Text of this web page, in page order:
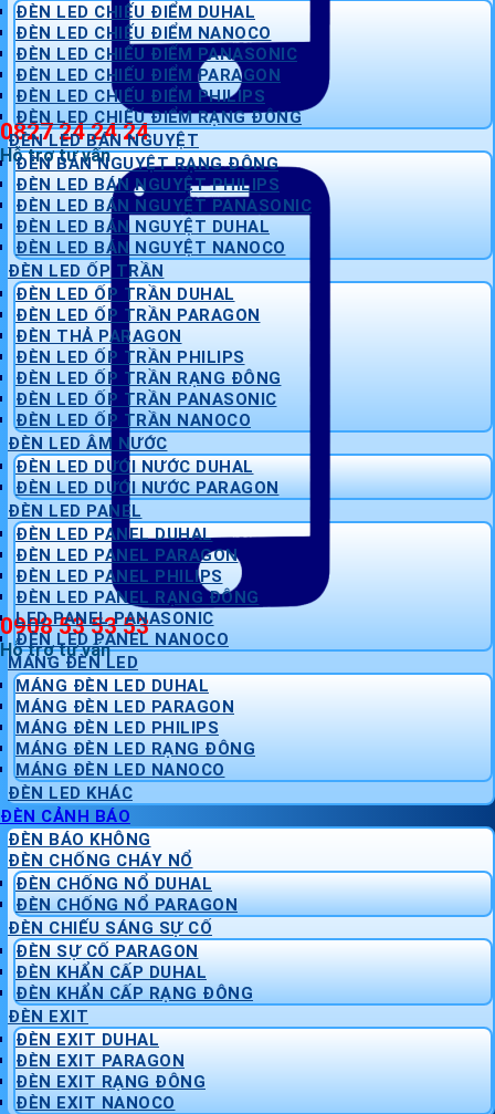
0827 24 24 24
Hỗ trợ tư vấn
0908 53 53 53
Hỗ trợ tư vấn
ĐÈN LED CHIẾU ĐIỂM DUHAL
ĐÈN LED CHIẾU ĐIỂM NANOCO
ĐÈN LED CHIẾU ĐIỂM PANASONIC
ĐÈN LED CHIẾU ĐIỂM PARAGON
ĐÈN LED CHIẾU ĐIỂM PHILIPS
ĐÈN LED CHIẾU ĐIỂM RẠNG ĐÔNG
ĐÈN LED BÁN NGUYỆT
ĐÈN BÁN NGUYỆT RẠNG ĐÔNG
ĐÈN LED BÁN NGUYỆT PHILIPS
ĐÈN LED BÁN NGUYỆT PANASONIC
ĐÈN LED BÁN NGUYỆT DUHAL
ĐÈN LED BÁN NGUYỆT NANOCO
ĐÈN LED ỐP TRẦN
ĐÈN LED ỐP TRẦN DUHAL
ĐÈN LED ỐP TRẦN PARAGON
ĐÈN THẢ PARAGON
ĐÈN LED ỐP TRẦN PHILIPS
ĐÈN LED ỐP TRẦN RẠNG ĐÔNG
ĐÈN LED ỐP TRẦN PANASONIC
ĐÈN LED ỐP TRẦN NANOCO
ĐÈN LED ÂM NƯỚC
ĐÈN LED DƯỚI NƯỚC DUHAL
ĐÈN LED DƯỚI NƯỚC PARAGON
ĐÈN LED PANEL
ĐÈN LED PANEL DUHAL
ĐÈN LED PANEL PARAGON
ĐÈN LED PANEL PHILIPS
ĐÈN LED PANEL RẠNG ĐÔNG
LED PANEL PANASONIC
ĐÈN LED PANEL NANOCO
MÁNG ĐÈN LED
MÁNG ĐÈN LED DUHAL
MÁNG ĐÈN LED PARAGON
MÁNG ĐÈN LED PHILIPS
MÁNG ĐÈN LED RẠNG ĐÔNG
MÁNG ĐÈN LED NANOCO
ĐÈN LED KHÁC
ĐÈN CẢNH BÁO
ĐÈN BÁO KHÔNG
ĐÈN CHỐNG CHÁY NỔ
ĐÈN CHỐNG NỔ DUHAL
ĐÈN CHỐNG NỔ PARAGON
ĐÈN CHIẾU SÁNG SỰ CỐ
ĐÈN SỰ CỐ PARAGON
ĐÈN KHẨN CẤP DUHAL
ĐÈN KHẨN CẤP RẠNG ĐÔNG
ĐÈN EXIT
ĐÈN EXIT DUHAL
ĐÈN EXIT PARAGON
ĐÈN EXIT RẠNG ĐÔNG
ĐÈN EXIT NANOCO